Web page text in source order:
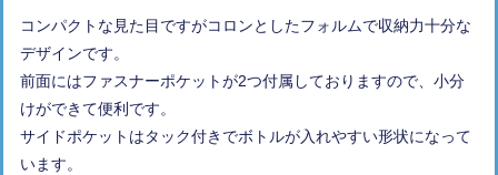
コンパクトな見た目ですがコロンとしたフォルムで収納力十分な
デザインです。
前面にはファスナーポケットが2つ付属しておりますので、小分
けができて便利です。
サイドポケットはタック付きでボトルが入れやすい形状になって
います。